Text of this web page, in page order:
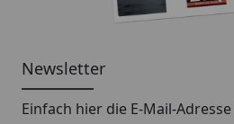
Newsletter
Einfach hier die E-Mail-